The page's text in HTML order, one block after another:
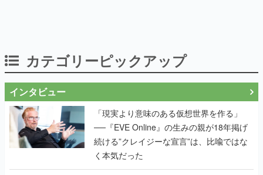
カテゴリーピックアップ
インタビュー
「現実より意味のある仮想世界を作る」
──『EVE Online』の生みの親が18年掲げ
続ける”クレイジーな宣言”は、比喩ではな
く本気だった